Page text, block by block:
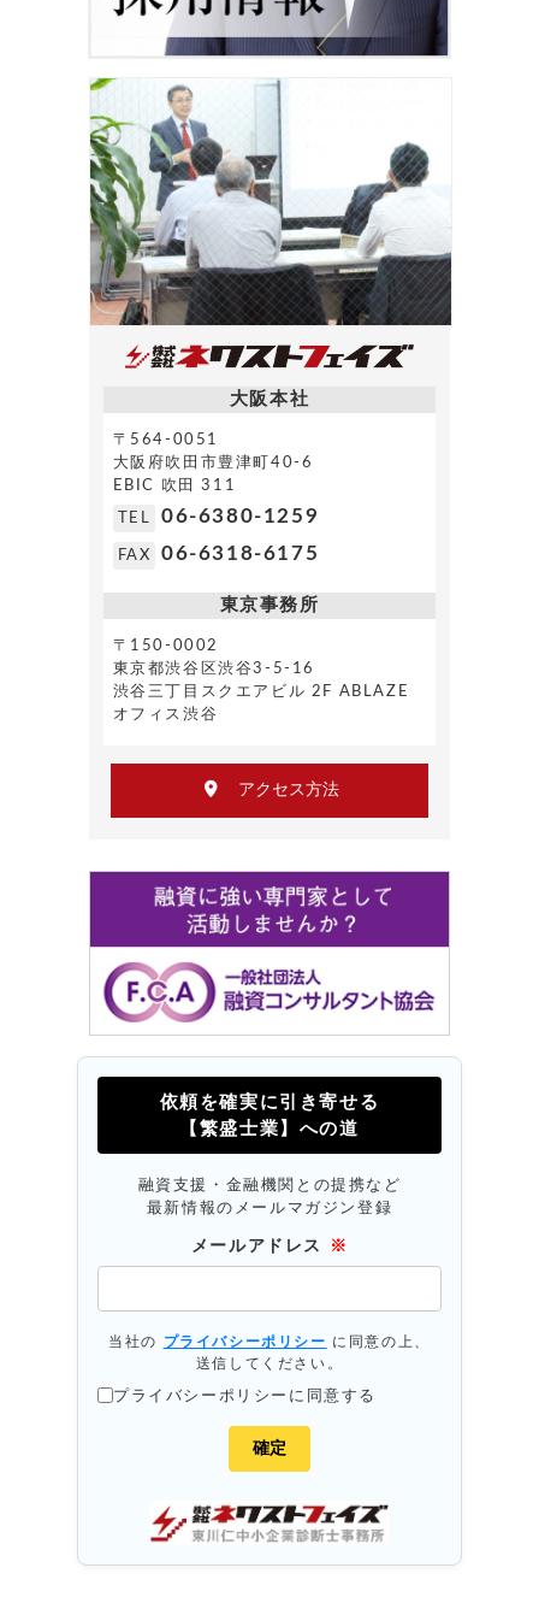
大阪本社
〒564-0051
大阪府吹田市豊津町40-6
EBIC 吹田 311
TEL 06-6380-1259
FAX 06-6318-6175
東京事務所
〒150-0002
東京都渋谷区渋谷3-5-16
渋谷三丁目スクエアビル 2F ABLAZE
オフィス渋谷
アクセス方法
依頼を確実に引き寄せる
【繁盛士業】への道
融資支援・金融機関との提携など
最新情報のメールマガジン登録
メールアドレス ※
当社の プライバシーポリシー に同意の上、
送信してください。
プライバシーポリシーに同意する